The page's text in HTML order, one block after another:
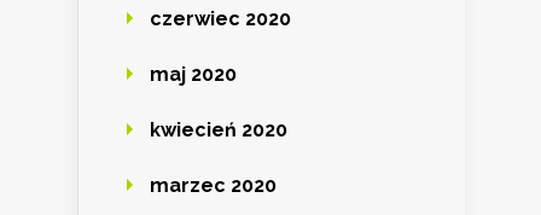
czerwiec 2020
maj 2020
kwiecień 2020
marzec 2020